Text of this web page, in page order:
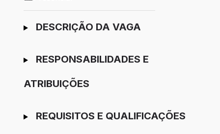
Ir para candidatura
DESCRIÇÃO DA VAGA
RESPONSABILIDADES E
ATRIBUIÇÕES
REQUISITOS E QUALIFICAÇÕES